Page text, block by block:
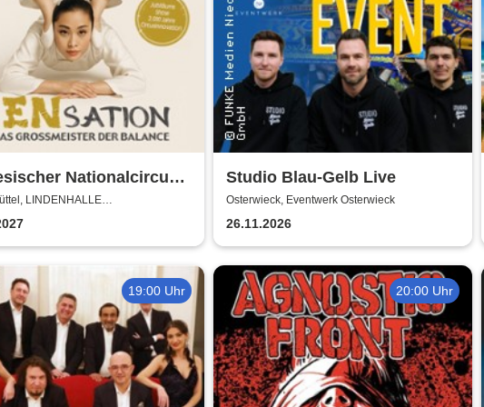
Nationalcircus -
- Chinas
der Balance
LINDENHALLE
Studio Blau-Gelb Live
Osterwieck, Eventwerk Osterwieck
26.11.2026
19:00 Uhr 20:00 Uhr